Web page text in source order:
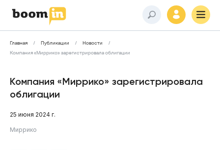
Главная Публикации
Новости
Компания «Миррико» зарегистрировала облигации
Компания «Миррико» зарегистрировала
облигации
25 июня 2024 г.
Миррико